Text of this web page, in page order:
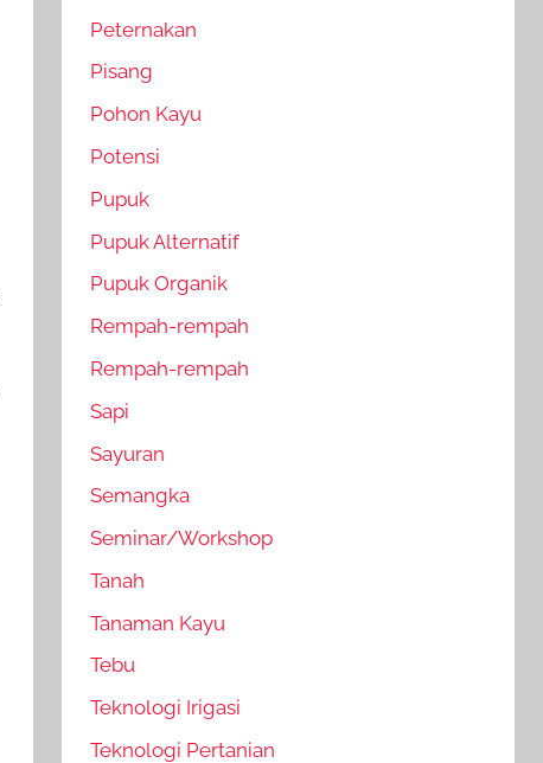
Peternakan
Pisang
Pohon Kayu
Potensi
Pupuk
Pupuk Alternatif
Pupuk Organik
Rempah-rempah
Rempah-rempah
Sapi
Sayuran
Semangka
Seminar/Workshop
Tanah
Tanaman Kayu
Tebu
Teknologi Irigasi
Teknologi Pertanian